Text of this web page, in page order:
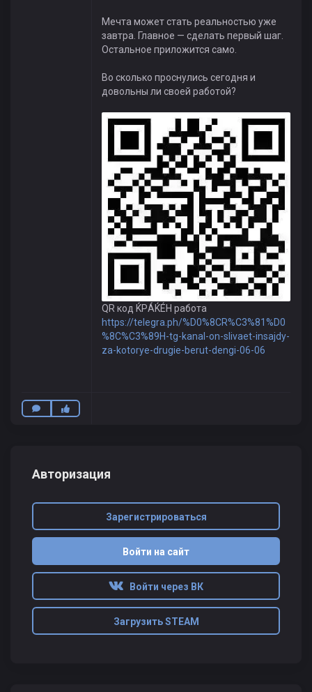
Мечта может стать реальностью уже
завтра. Главное — сделать первый шаг.
Остальное приложится само.
Во сколько проснулись сегодня и
довольны ли своей работой?
QR код ЌРÁЌÉH работа
https://telegra.ph/%D0%8CR%C3%81%D0
%8C%C3%89H-tg-kanal-on-slivaet-insajdy-
za-kotorye-drugie-berut-dengi-06-06
Авторизация
Зарегистрироваться
Войти на сайт
Войти через ВК
Загрузить STEAM